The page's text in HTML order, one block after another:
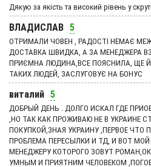
Дякую за якість та високий рівень у
ВЛАДИСЛАВ 5
ОТРИМАЛИ ЧОВЕН , РАДОСТІ НЕМАЄ
ДОСТАВКА ШВИДКА, А ЗА МЕНЕДЖЕРА
ПРИЄМНА ЛЮДИНА,ВСЕ ПОЯСНИЛА, ЩЕ Й
ТАКИХ ЛЮДЕЙ, ЗАСЛУГОВУЄ НА БОНУС
виталий 5
ДОБРЫЙ ДЕНЬ . ДОЛГО ИСКАЛ ГДЕ
,НО ТАК КАК ПРОЖИВАЮ НЕ В УКРАИНЕ
ПОКУПКОЙ,ЗНАЯ УКРАИНУ ,ПЕРВОЕ ЧТО
ПРОБЛЕМА ПЕРЕСЫЛКИ И ТД, И ВОТ
МЕНЕДЖЕРУ КОТОРОГО ЗОВУТ
УМНЫМ И ПРИЯТНИМ ЧЕЛОВЕКОМ